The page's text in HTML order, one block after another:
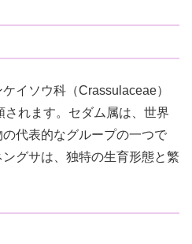
イソウ科（Crassulaceae）
れます。セダム属は、世界
代表的なグループの一つで
グサは、独特の生育形態と繁